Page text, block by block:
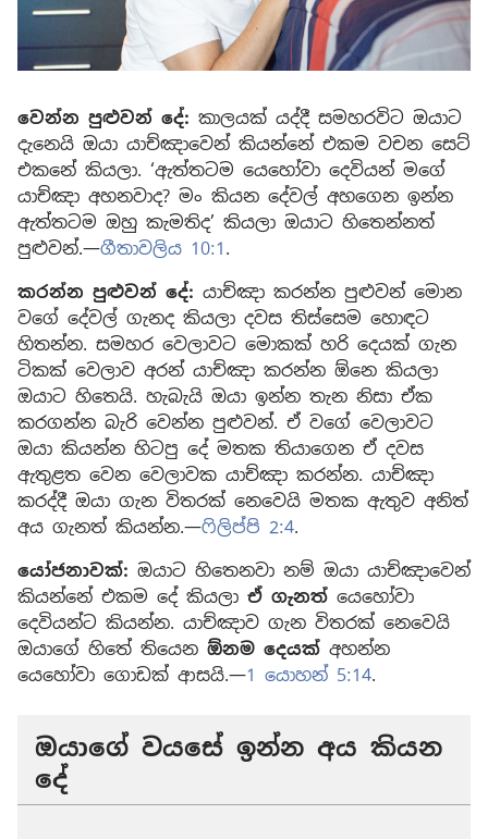
වෙන්න පුළුවන් දේ: කාලයක් යද්දී සමහරවිට ඔයාට
දැනෙයි ඔයා යාච්ඤාවෙන් කියන්නේ එකම වචන සෙට්
එකනේ කියලා. ‘ඇත්තටම යෙහෝවා දෙවියන් මගේ
යාච්ඤා අහනවාද? මං කියන දේවල් අහගෙන ඉන්න
ඇත්තටම ඔහු කැමතිද’ කියලා ඔයාට හිතෙන්නත්
පුළුවන්.—ගීතාවලිය 10:1.
කරන්න පුළුවන් දේ: යාච්ඤා කරන්න පුළුවන් මොන
වගේ දේවල් ගැනද කියලා දවස තිස්සෙම හොඳට
හිතන්න. සමහර වෙලාවට මොකක් හරි දෙයක් ගැන
ටිකක් වෙලාව අරන් යාච්ඤා කරන්න ඕනෙ කියලා
ඔයාට හිතෙයි. හැබැයි ඔයා ඉන්න තැන නිසා ඒක
කරගන්න බැරි වෙන්න පුළුවන්. ඒ වගේ වෙලාවට
ඔයා කියන්න හිටපු දේ මතක තියාගෙන ඒ දවස
ඇතුළත වෙන වෙලාවක යාච්ඤා කරන්න. යාච්ඤා
කරද්දී ඔයා ගැන විතරක් නෙවෙයි මතක ඇතුව අනිත්
අය ගැනත් කියන්න.—ෆිලිප්පි 2:4.
යෝජනාවක්: ඔයාට හිතෙනවා නම් ඔයා යාච්ඤාවෙන්
කියන්නේ එකම දේ කියලා ඒ ගැනත් යෙහෝවා
දෙවියන්ට කියන්න. යාච්ඤාව ගැන විතරක් නෙවෙයි
ඔයාගේ හිතේ තියෙන ඕනම දෙයක් අහන්න
යෙහෝවා ගොඩක් ආසයි.—1 යොහන් 5:14.
ඔයාගේ වයසේ ඉන්න අය කියන
දේ